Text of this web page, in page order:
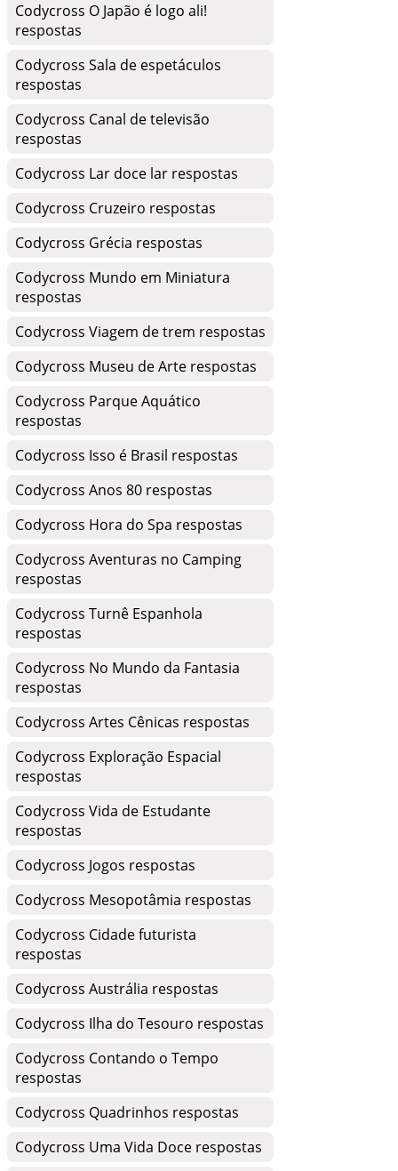
Codycross O Japão é logo ali!
respostas
Codycross Sala de espetáculos
respostas
Codycross Canal de televisão
respostas
Codycross Lar doce lar respostas
Codycross Cruzeiro respostas
Codycross Grécia respostas
Codycross Mundo em Miniatura
respostas
Codycross Viagem de trem respostas
Codycross Museu de Arte respostas
Codycross Parque Aquático
respostas
Codycross Isso é Brasil respostas
Codycross Anos 80 respostas
Codycross Hora do Spa respostas
Codycross Aventuras no Camping
respostas
Codycross Turnê Espanhola
respostas
Codycross No Mundo da Fantasia
respostas
Codycross Artes Cênicas respostas
Codycross Exploração Espacial
respostas
Codycross Vida de Estudante
respostas
Codycross Jogos respostas
Codycross Mesopotâmia respostas
Codycross Cidade futurista
respostas
Codycross Austrália respostas
Codycross Ilha do Tesouro respostas
Codycross Contando o Tempo
respostas
Codycross Quadrinhos respostas
Codycross Uma Vida Doce respostas